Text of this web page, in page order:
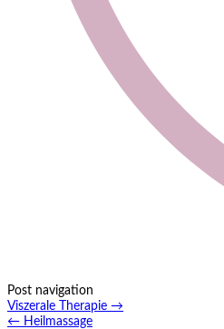
Post navigation
Viszerale Therapie →
← Heilmassage